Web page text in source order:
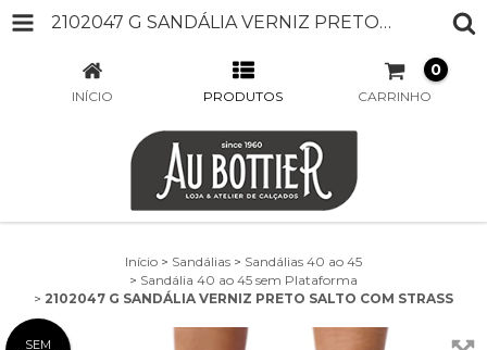
2102047 G SANDÁLIA VERNIZ PRETO SALTO COM STRASS
INÍCIO PRODUTOS CARRINHO
0
Início > Sandálias > Sandálias 40 ao 45
> Sandália 40 ao 45 sem Plataforma
> 2102047 G SANDÁLIA VERNIZ PRETO SALTO COM STRASS
SEM